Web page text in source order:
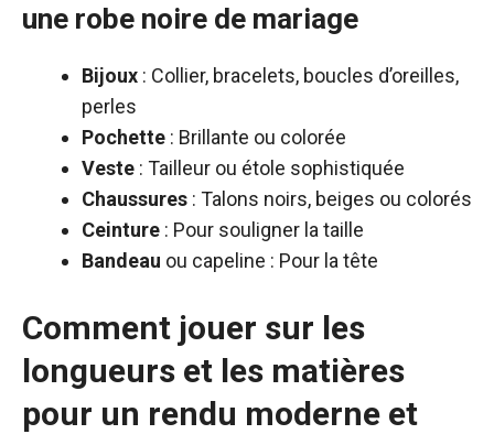
une robe noire de mariage
Bijoux : Collier, bracelets, boucles d’oreilles,
perles
Pochette : Brillante ou colorée
Veste : Tailleur ou étole sophistiquée
Chaussures : Talons noirs, beiges ou colorés
Ceinture : Pour souligner la taille
Bandeau ou capeline : Pour la tête
Comment jouer sur les
longueurs et les matières
pour un rendu moderne et